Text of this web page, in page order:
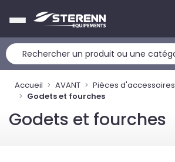
Accueil AVANT
Pièces d'accessoires
Godets et fourches
Godets et fourches